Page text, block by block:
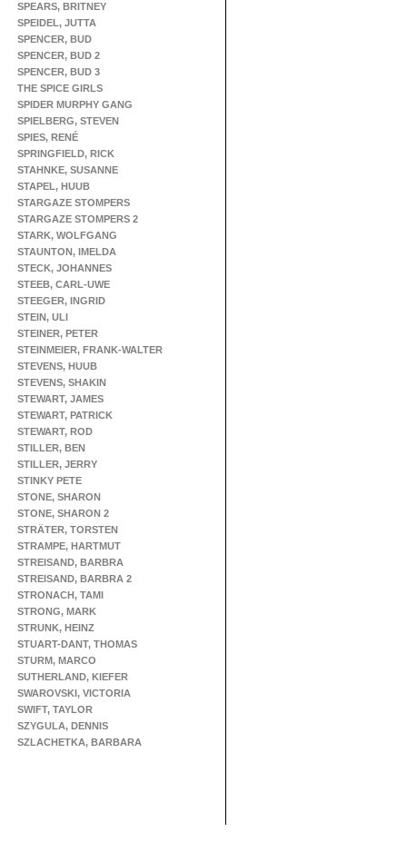
SPEARS, BRITNEY
SPEIDEL, JUTTA
SPENCER, BUD
SPENCER, BUD 2
SPENCER, BUD 3
THE SPICE GIRLS
SPIDER MURPHY GANG
SPIELBERG, STEVEN
SPIES, RENÉ
SPRINGFIELD, RICK
STAHNKE, SUSANNE
STAPEL, HUUB
STARGAZE STOMPERS
STARGAZE STOMPERS 2
STARK, WOLFGANG
STAUNTON, IMELDA
STECK, JOHANNES
STEEB, CARL-UWE
STEEGER, INGRID
STEIN, ULI
STEINER, PETER
STEINMEIER, FRANK-WALTER
STEVENS, HUUB
STEVENS, SHAKIN
STEWART, JAMES
STEWART, PATRICK
STEWART, ROD
STILLER, BEN
STILLER, JERRY
STINKY PETE
STONE, SHARON
STONE, SHARON 2
STRÄTER, TORSTEN
STRAMPE, HARTMUT
STREISAND, BARBRA
STREISAND, BARBRA 2
STRONACH, TAMI
STRONG, MARK
STRUNK, HEINZ
STUART-DANT, THOMAS
STURM, MARCO
SUTHERLAND, KIEFER
SWAROVSKI, VICTORIA
SWIFT, TAYLOR
SZYGULA, DENNIS
SZLACHETKA, BARBARA